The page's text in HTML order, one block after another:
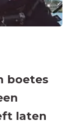
boetes
laten